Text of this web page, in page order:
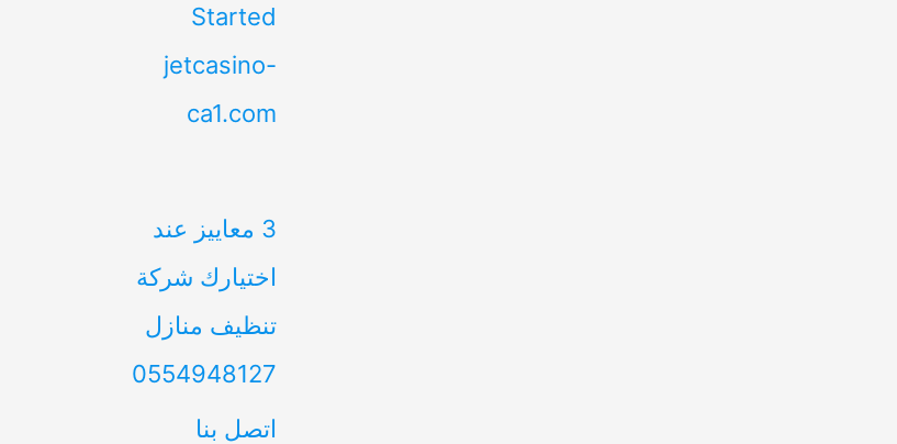
Started
jetcasino-
ca1.com
3 معاييز عند
اختيارك شركة
تنظيف منازل
0554948127
اتصل بنا